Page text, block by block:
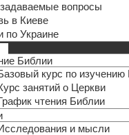
вопросы
в Киеве
по Украине
Библии
курс по изучению
занятий о Церкви
чтения Библии
и мысли